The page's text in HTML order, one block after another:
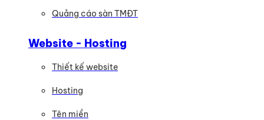
Quảng cáo sàn TMĐT
Website - Hosting
Thiết kế website
Hosting
Tên miền